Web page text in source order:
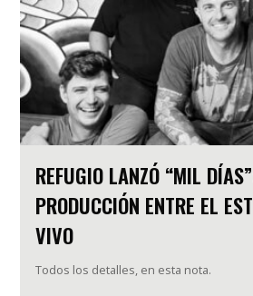
REFUGIO LANZÓ “MIL
PRODUCCIÓN ENTRE EL
VIVO
Todos los detalles, en esta nota.